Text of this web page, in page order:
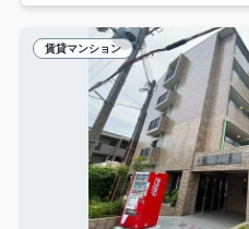
賃貸マンション